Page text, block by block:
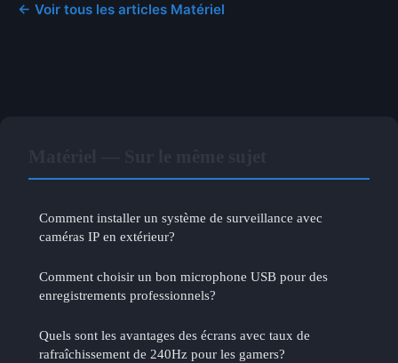
← Voir tous les articles Matériel
Comment installer un système de surveillance avec
caméras IP en extérieur?
Comment choisir un bon microphone USB pour des
enregistrements professionnels?
Quels sont les avantages des écrans avec taux de
rafraîchissement de 240Hz pour les gamers?